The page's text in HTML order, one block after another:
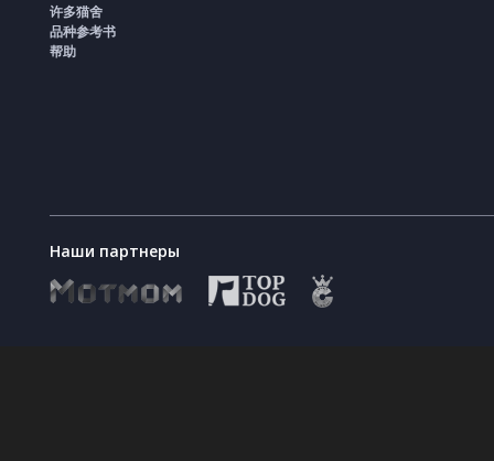
许多猫舍
品种参考书
帮助
Наши партнеры